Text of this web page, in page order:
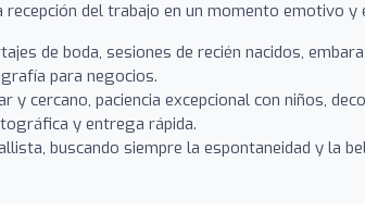
del trabajo en un momento emotivo y
de boda, sesiones de recién nacidos,
para negocios.
y cercano, paciencia excepcional con niños,
y entrega rápida.
buscando siempre la espontaneidad y la